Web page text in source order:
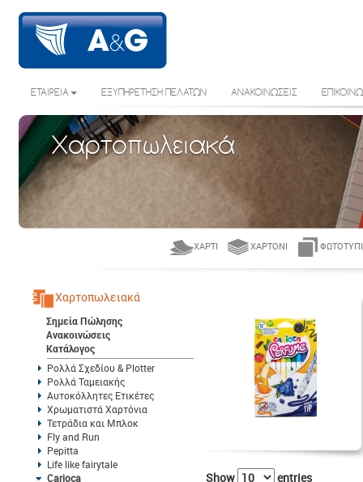
ΕΤΑΙΡΕΙΑ ΕΞΥΠΗΡΕΤΗΣΗ ΠΕΛΑΤΩΝ ΑΝΑΚΟΙΝΩΣΕΙΣ
Χαρτοπωλειακά
ΧΑΡΤΊ ΧΑΡΤΌΝΙ
Χαρτοπωλειακά
Σημεία Πώλησης
Ανακοινώσεις
Κατάλογος
Ρολλά Σχεδίου & Plotter
Ρολλά Ταμειακής
Αυτοκόλλητες Ετικέτες
Χρωματιστά Χαρτόνια
Τετράδια και Μπλοκ
Fly and Run
Pepitta
Life like fairytale
Carioca
Show entries